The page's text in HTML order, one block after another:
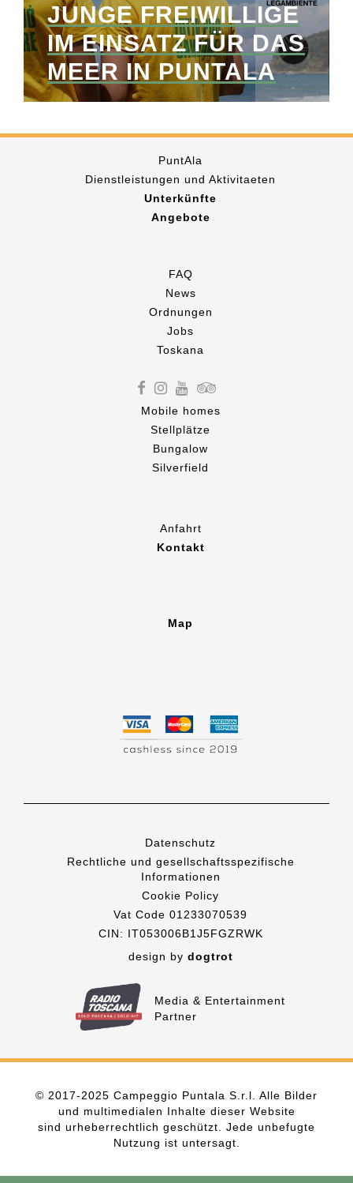
JUNGE FREIWILLIGE
IM EINSATZ FÜR DAS
MEER IN PUNTALA
PuntAla
Dienstleistungen und Aktivitaeten
Unterkünfte
Angebote
FAQ
News
Ordnungen
Jobs
Toskana
Mobile homes
Stellplätze
Bungalow
Silverfield
Anfahrt
Kontakt
Map
Datenschutz
Rechtliche und gesellschaftsspezifische
Informationen
Cookie Policy
Vat Code 01233070539
CIN: IT053006B1J5FGZRWK
design by dogtrot
Media & Entertainment
Partner
© 2017-2025 Campeggio Puntala S.r.l. Alle Bilder
und multimedialen Inhalte dieser Website
sind urheberrechtlich geschützt. Jede unbefugte
Nutzung ist untersagt.